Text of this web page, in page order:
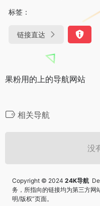
标签：
链接直达
果粉用的上的导航网站
相关导航
没
Copyright © 2024 24K导航
务，所指向的链接均为第三方网
明/版权”页面。